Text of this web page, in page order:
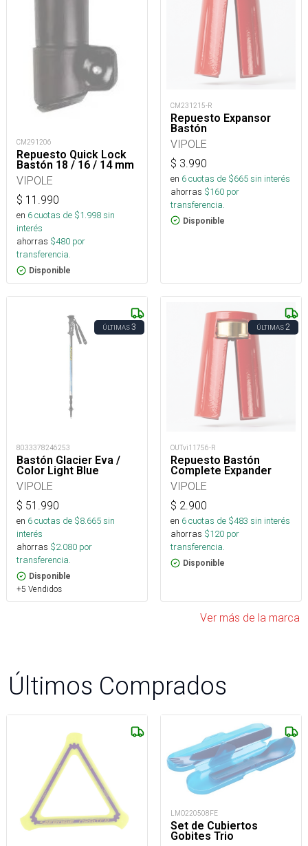
CM291206
Repuesto Quick Lock
Bastón 18 / 16 / 14 mm
VIPOLE
$ 11.990
en 6cuotas de $1.998sin
interés
ahorras $480 por
transferencia.
Disponible
CM231215-R
Repuesto Expansor
Bastón
VIPOLE
$ 3.990
en 6cuotas de $665sin interés
ahorras $160 por
transferencia.
Disponible
ÚLTIMAS3
8033378246253
Bastón Glacier Eva /
Color Light Blue
VIPOLE
$ 51.990
en 6cuotas de $8.665sin
interés
ahorras $2.080 por
transferencia.
Disponible
+5 Vendidos
ÚLTIMAS2
OUTvi11756-R
Repuesto Bastón
Complete Expander
VIPOLE
$ 2.900
en 6cuotas de $483 sin interés
ahorras $120 por
transferencia.
Disponible
Ver más de la marca
Últimos Comprados
LMO220508FE
Set de Cubiertos
Gobites Trio